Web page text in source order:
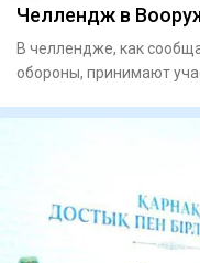
Челлендж в
В челлендже, как
обороны, принимают